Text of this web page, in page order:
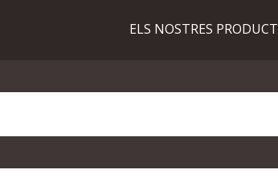
ELS NOSTRES